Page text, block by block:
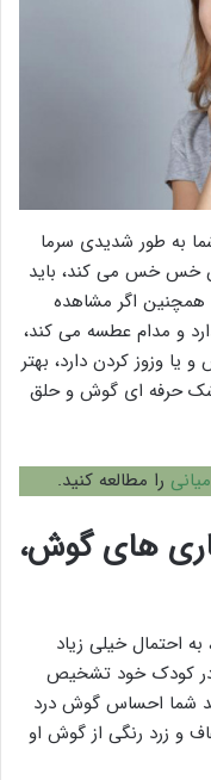
به طور شدیدی سرما
خس خس می کند، باید
همچنین اگر مشاهده
و مدام عطسه می کند،
وزوز کردن دارد، بهتر
حرفه ای گوش و حلق
را مطالعه کنید.
های گوش،
به احتمال خیلی زیاد
در کودک خود تشخیص
شما احساس گوش درد
و زرد رنگی از گوش او